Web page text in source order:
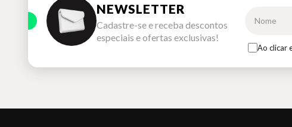
NEWSLETTER
Cadastre-se e receba descontos
especiais e ofertas exclusivas!
Ao clicar